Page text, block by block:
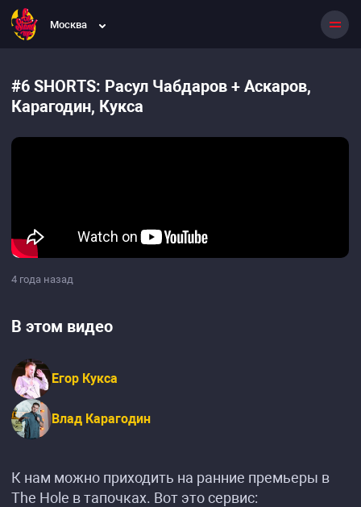
Москва
#6 SHORTS: Расул Чабдаров + Аскаров,
Карагодин, Кукса
4 года назад
В этом видео
Егор Кукса
Влад Карагодин
К нам можно приходить на ранние премьеры в
The Hole в тапочках. Вот это сервис: